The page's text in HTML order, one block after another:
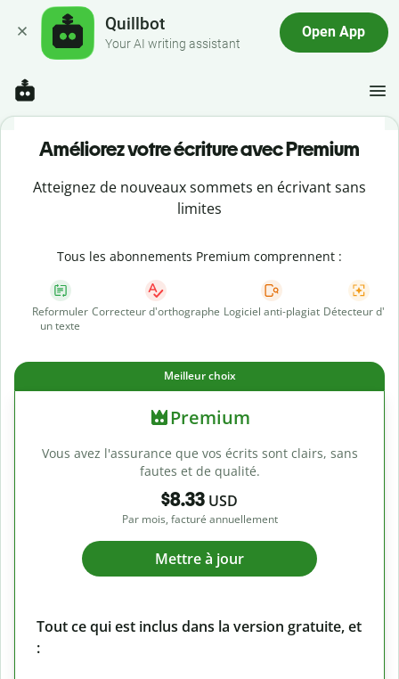
Quillbot
Your AI writing assistant
Open App
Améliorez votre écriture avec Premium
Atteignez de nouveaux sommets en écrivant sans
limites
Tous les abonnements Premium comprennent :
Reformuler
un texte
Correcteur d'orthographe Logiciel anti-plagiat Détecteur d'IA
Meilleur choix
Premium
Vous avez l'assurance que vos écrits sont clairs, sans
fautes et de qualité.
$8.33 USD
Par mois, facturé annuellement
Mettre à jour
Tout ce qui est inclus dans la version gratuite, et
: